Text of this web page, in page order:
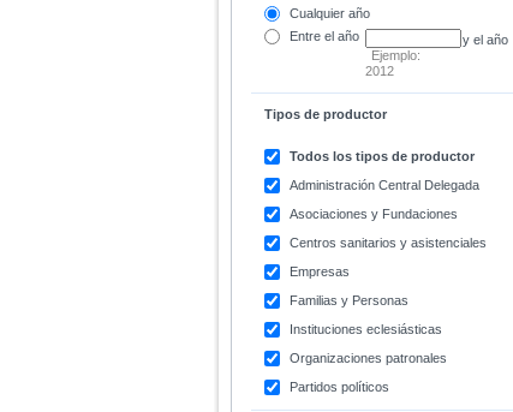
Cualquier año
Entre el año
Ejemplo:
2012
y el año
Tipos de productor
Todos los tipos de productor
Administración Central Delegada
Asociaciones y Fundaciones
Centros sanitarios y asistenciales
Empresas
Familias y Personas
Instituciones eclesiásticas
Organizaciones patronales
Partidos políticos